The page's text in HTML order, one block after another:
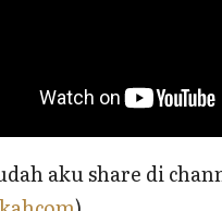
aku share di